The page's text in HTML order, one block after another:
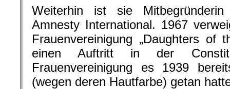
Weiterhin ist sie
Amnesty International. 1967
Frauenvereinigung „Daughters of
einen Auftritt in der
Frauenvereinigung es 1939
(wegen deren Hautfarbe) getan